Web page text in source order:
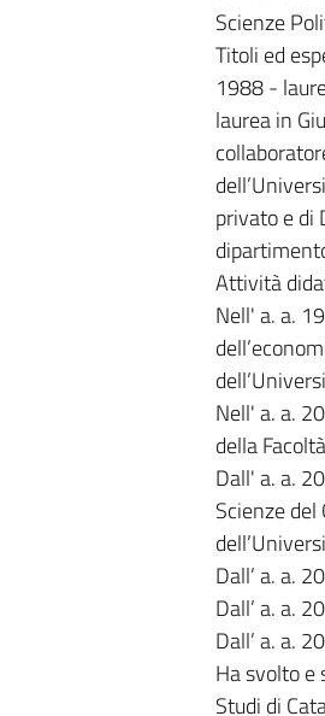
Scienze
Titoli ed
1988 -
laurea in
privato e di
Attività
Nell' a. a.
Nell' a. a.
della
Dall' a. a.
Scienze
Dall’ a. a.
Dall’ a. a.
Dall’ a. a.
Ha svolto e
Studi di